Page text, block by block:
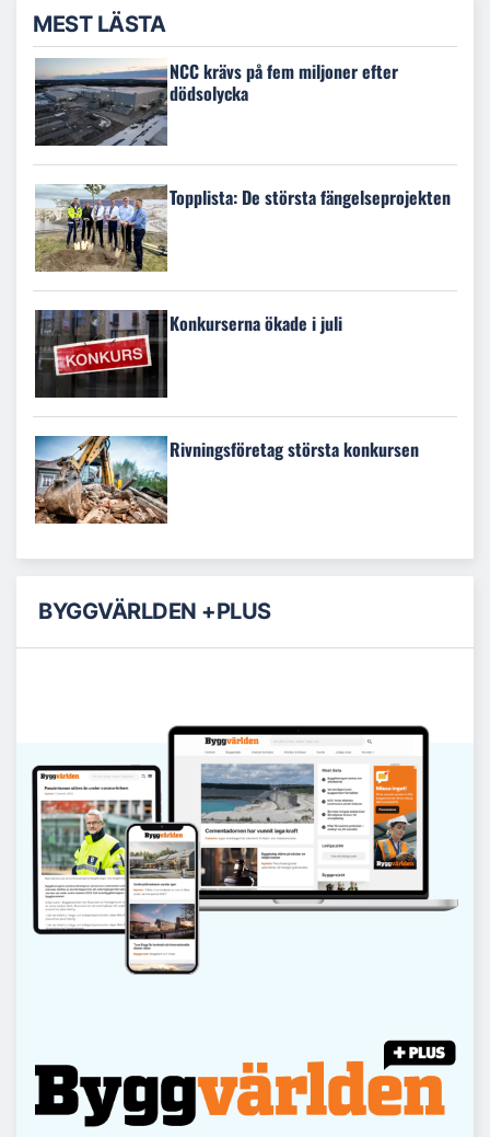
MEST LÄSTA
NCC krävs på fem miljoner efter
dödsolycka
Topplista: De största fängelseprojekten
Konkurserna ökade i juli
Rivningsföretag största konkursen
BYGGVÄRLDEN +PLUS